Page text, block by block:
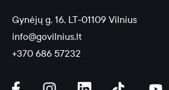
Gynėjų g. 16, LT-01109 Vilnius
info@govilnius.lt
+370 686 57232